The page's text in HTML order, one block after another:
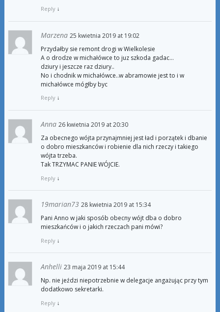
Reply ↓
Marzena 25 kwietnia 2019 at 19:02
Przydałby sie remont drogi w Wielkolesie
A o drodze w michałówce to juz szkoda gadac…
dziury i jeszcze raz dziury..
No i chodnik w michałówce..w abramowie jest to i w
michałówce mógłby byc
Reply ↓
Anna 26 kwietnia 2019 at 20:30
Za obecnego wójta przynajmniej jest ład i porzątek i dbanie
o dobro mieszkanców i robienie dla nich rzeczy i takiego
wójta trzeba.
Tak TRZYMAC PANIE WÓJCIE.
Reply ↓
19marian73 28 kwietnia 2019 at 15:34
Pani Anno w jaki sposób obecny wójt dba o dobro
mieszkańców i o jakich rzeczach pani mówi?
Reply ↓
Anhelli 23 maja 2019 at 15:44
Np. nie jeździ niepotrzebnie w delegacje angażując przy tym
dodatkowo sekretarki.
Reply ↓